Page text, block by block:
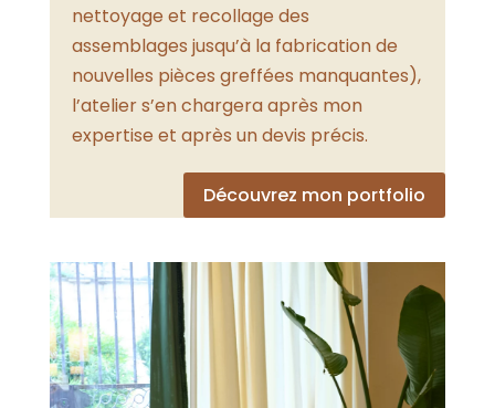
nettoyage et recollage des
assemblages jusqu’à la fabrication de
nouvelles pièces greffées manquantes),
l’atelier s’en chargera après mon
expertise et après un devis précis.
Découvrez mon portfolio